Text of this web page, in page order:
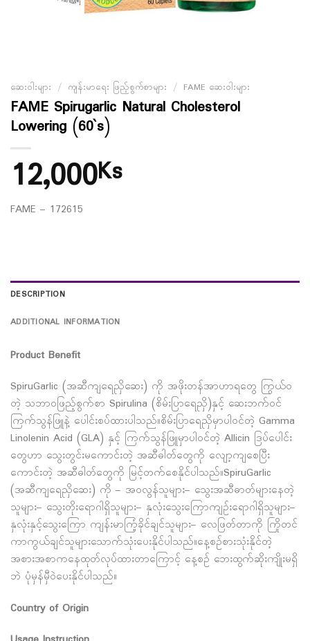
ဆေးဝါးများ / ကျန်းမာရေး ဖြည့်စွက်စာများ / FAME ဆေးဝါးများ
FAME Spirugarlic Natural Cholesterol
Lowering (60`s)
12,000Ks
FAME – 172615
DESCRIPTION
ADDITIONAL INFORMATION
Product Benefit
SpiruGarlic (အဆီကျရေညှိဆေး) ကို အဖိုးတန်အာဟာရတွေ ကြွယ်ဝ
တဲ့ သဘာဝဖြည့်စွက်စာ Spirulina (စိမ်းပြာရေညှိ)နှင့် ဆေးဘက်ဝင်
ကြက်သွန်ဖြူနဲ့ ပေါင်းစပ်ထားပါသည်။စိမ်းပြာရေညှိမှာပါဝင်တဲ့ Gamma
Linolenin Acid (GLA) နှင့် ကြက်သွန်ဖြူမှာပါဝင်တဲ့ Allicin ဒြပ်ပေါင်း
တွေဟာ သွေးတွင်းမကောင်းတဲ့ အဆီဓါတ်တွေကို လျော့ကျစေပြီး
ကောင်းတဲ့ အဆီဓါတ်တွေကို မြင့်တက်စေနိုင်ပါသည်။SpiruGarlic
(အဆီကျရေညှိဆေး) ကို – အဝလွန်သူများ– သွေးအဆီဓာတ်များနေတဲ့
သူများ– သွေးတိုးရောဂါရှိသူများ– နှလုံးသွေးကြောကျဉ်းရောဂါရှိသူများ–
နှလုံးနှင့်သွေးကြော ကျန်းမာကြံ့ခိုင်ချင်သူများ– လေဖြတ်တာကို ကြိုတင်
ကာကွယ်ချင်သူများသောက်သုံးပေးနိုင်ပါသည်။နေ့စဉ်စားသုံးနိုင်တဲ့
အစားအစာကနေထုတ်လုပ်ထားတာကြောင့် နေ့စဉ် ဘေးထွက်ဆိုးကျိုးမရှိ
ဘဲ ပုံမှန်မှီဝဲပေးနိုင်ပါသည်။
Country of Origin